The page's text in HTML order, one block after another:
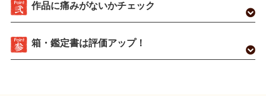
作品に痛みがないかチェック
箱・鑑定書は評価アップ！